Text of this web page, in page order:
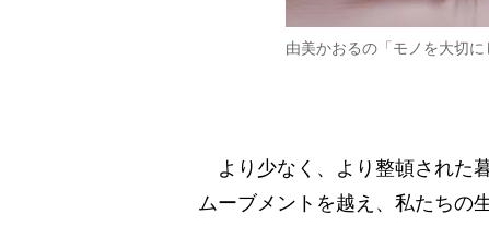
由美かおるの「モノを大切
より少なく、より整頓された
ムーブメントを越え、私たちの